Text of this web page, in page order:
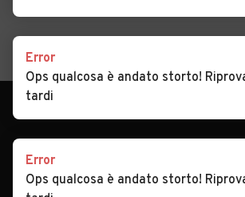
Error
Ops qualcosa è andato storto!
tardi
Error
Ops qualcosa è andato storto!